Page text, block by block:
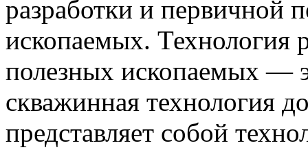
разработки и первичной
ископаемых. Технология
полезных ископаемых —
скважинная технология
представляет собой